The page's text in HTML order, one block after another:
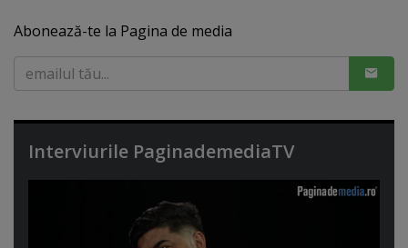
Abonează-te la Pagina de media
Interviurile PaginademediaTV